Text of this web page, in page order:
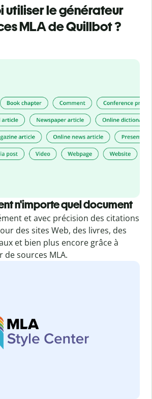
utiliser le générateur
MLA de Quillbot ?
n'importe quel document
et avec précision des citations
des sites Web, des livres, des
et bien plus encore grâce à
sources MLA.